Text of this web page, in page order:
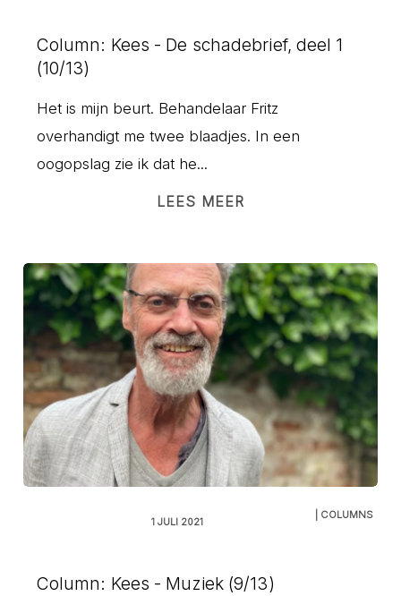
Column: Kees - De schadebrief, deel 1
(10/13)
Het is mijn beurt. Behandelaar Fritz
overhandigt me twee blaadjes. In een
oogopslag zie ik dat he...
LEES MEER
1 JULI 2021
| COLUMNS
Column: Kees - Muziek (9/13)